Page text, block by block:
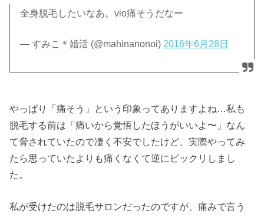
全身脱毛したいなあ。vio痛そうだなー
— すみこ＊婚活 (@mahinanonoi) 2016年6月28日
やっぱり「痛そう」という印象ってありますよね…私も
脱毛する前は「痛いから覚悟したほうがいいよ〜」なん
て脅されていたので凄く不安でしたけど、実際やってみ
たら思っていたよりも痛くなくて逆にビックリしまし
た。
私が受けたのは脱毛サロンだったのですが、痛みで言う